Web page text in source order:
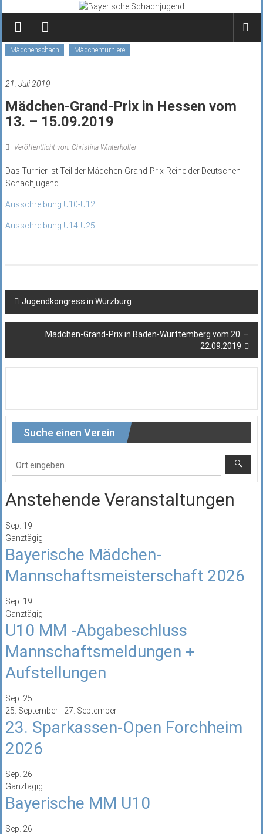
springen
Mädchenschach Mädchenturniere
21. Juli 2019
Mädchen-Grand-Prix in Hessen vom
13. – 15.09.2019
Veröffentlicht von: Christina Winterholler
Das Turnier ist Teil der Mädchen-Grand-Prix-Reihe der Deutschen
Schachjugend.
Ausschreibung U10-U12
Ausschreibung U14-U25
Beitragsnavigation
Jugendkongress in Würzburg
Mädchen-Grand-Prix in Baden-Württemberg vom 20. –
22.09.2019
Suche einen Verein
Anstehende Veranstaltungen
Sep. 19
Ganztägig
Bayerische Mädchen-
Mannschaftsmeisterschaft 2026
Sep. 19
Ganztägig
U10 MM -Abgabeschluss
Mannschaftsmeldungen +
Aufstellungen
Sep. 25
25. September- 27. September
23. Sparkassen-Open Forchheim
2026
Sep. 26
Ganztägig
Bayerische MM U10
Sep. 26